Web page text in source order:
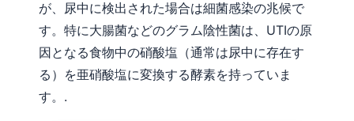
が、尿中に検出された場合は細菌感染の兆候で
す。特に大腸菌などのグラム陰性菌は、UTIの原
因となる食物中の硝酸塩（通常は尿中に存在す
る）を亜硝酸塩に変換する酵素を持っていま
す。.